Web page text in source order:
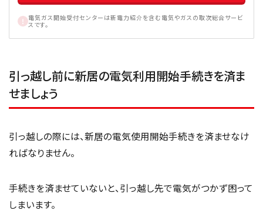
電気ガス開始受付センターは新電力紹介を含む電気やガスの取次総合サービ
スです。
引っ越し前に新居の電気利用開始手続きを済ま
せましょう
引っ越しの際には、新居の電気使用開始手続きを済ませなけ
ればなりません。
手続きを済ませていないと、引っ越し先で電気がつかず困って
しまいます。